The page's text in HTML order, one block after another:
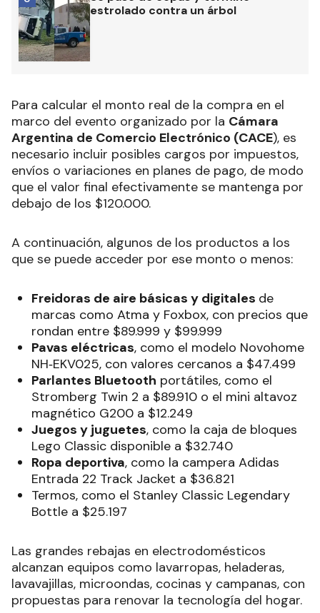
estrolado contra un árbol
Para calcular el monto real de la compra en el
marco del evento organizado por la Cámara
Argentina de Comercio Electrónico (CACE), es
necesario incluir posibles cargos por impuestos,
envíos o variaciones en planes de pago, de modo
que el valor final efectivamente se mantenga por
debajo de los $120.000.
A continuación, algunos de los productos a los
que se puede acceder por ese monto o menos:
Freidoras de aire básicas y digitales de
marcas como Atma y Foxbox, con precios que
rondan entre $89.999 y $99.999
Pavas eléctricas, como el modelo Novohome
NH‑EKV025, con valores cercanos a $47.499
Parlantes Bluetooth portátiles, como el
Stromberg Twin 2 a $89.910 o el mini altavoz
magnético G200 a $12.249
Juegos y juguetes, como la caja de bloques
Lego Classic disponible a $32.740
Ropa deportiva, como la campera Adidas
Entrada 22 Track Jacket a $36.821
Termos, como el Stanley Classic Legendary
Bottle a $25.197
Las grandes rebajas en electrodomésticos
alcanzan equipos como lavarropas, heladeras,
lavavajillas, microondas, cocinas y campanas, con
propuestas para renovar la tecnología del hogar.